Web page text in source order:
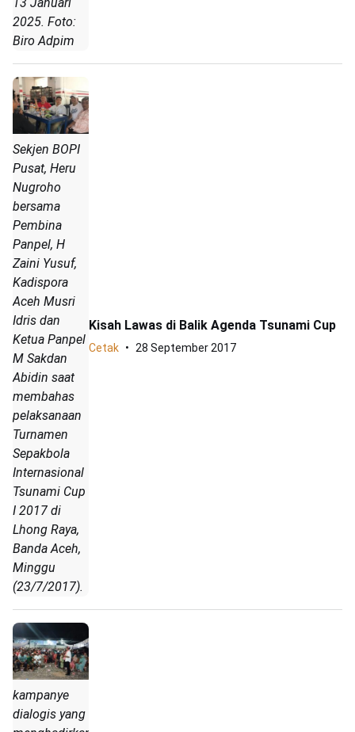
2025. Foto:
Biro Adpim
Sekjen BOPI
Pusat, Heru
Nugroho
bersama
Pembina
Panpel, H
Zaini Yusuf,
Kadispora
Aceh Musri
Idris dan
Ketua Panpel
M Sakdan
Abidin saat
membahas
pelaksanaan
Turnamen
Sepakbola
Internasional
Tsunami Cup
I 2017 di
Lhong Raya,
Banda Aceh,
Minggu
(23/7/2017).
Kisah Lawas di Balik Agenda Tsunami Cup
Cetak 28 September 2017
kampanye
dialogis yang